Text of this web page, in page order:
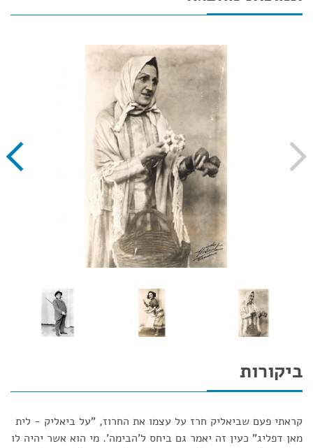
ביקורות
קראתי פעם שביאליק חרז על עצמו את החרוז, "על ביאליק - לית
מאן דפליג" כעין זה יאמר גם ביחס ל'הבימה'. מי הוא אשר יהיה לו